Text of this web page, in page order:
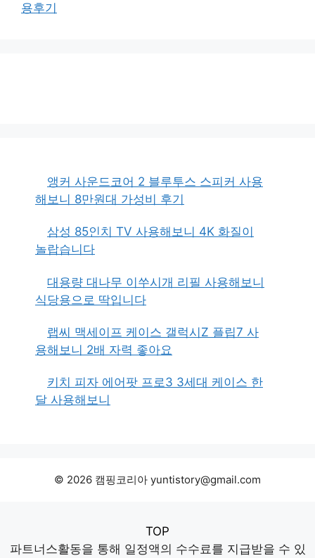
용후기
앵커 사운드코어 2 블루투스 스피커 사용
해보니 8만원대 가성비 후기
삼성 85인치 TV 사용해보니 4K 화질이
놀랍습니다
대용량 대나무 이쑤시개 리필 사용해보니
식당용으로 딱입니다
랩씨 맥세이프 케이스 갤럭시Z 플립7 사
용해보니 2배 자력 좋아요
키치 피자 에어팟 프로3 3세대 케이스 한
달 사용해보니
© 2026 캠핑코리아 yuntistory@gmail.com
TOP
파트너스활동을 통해 일정액의 수수료를 지급받을 수 있